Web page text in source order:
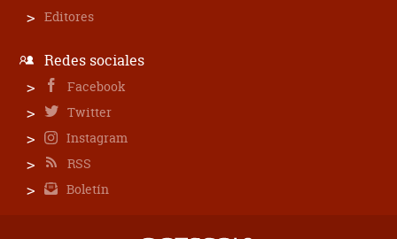
Editores
Redes sociales
Facebook
Twitter
Instagram
RSS
Boletín